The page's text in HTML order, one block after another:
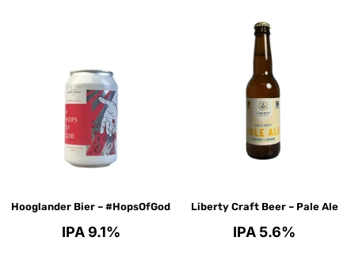
Hooglander Bier – #HopsOfGod
IPA 9.1%
Liberty Craft Beer – Pale Ale
IPA 5.6%